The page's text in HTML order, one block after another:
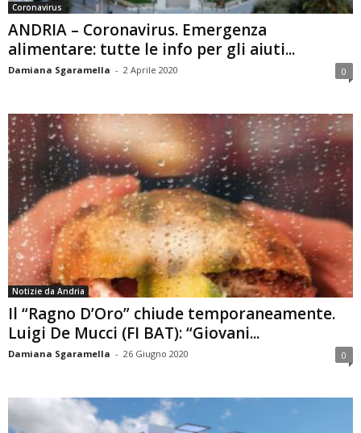
Coronavirus
ANDRIA – Coronavirus. Emergenza
alimentare: tutte le info per gli aiuti...
Damiana Sgaramella - 2 Aprile 2020 0
Notizie da Andria
Il “Ragno D’Oro” chiude temporaneamente.
Luigi De Mucci (FI BAT): “Giovani...
Damiana Sgaramella - 26 Giugno 2020 0